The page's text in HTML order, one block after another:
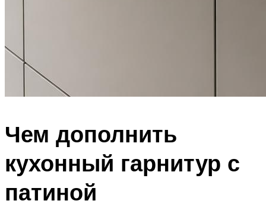
Чем дополнить
кухонный гарнитур с
патиной